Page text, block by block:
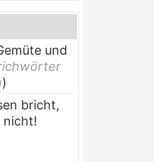
und
)
bricht,
nicht!